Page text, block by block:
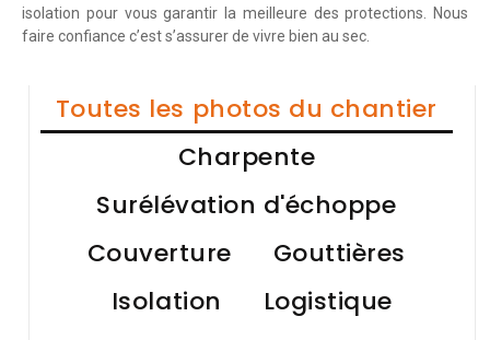
isolation pour vous garantir la meilleure des protections. Nous
faire confiance c’est s’assurer de vivre bien au sec.
Toutes les photos du chantier
Charpente
Surélévation d'échoppe
Couverture
Gouttières
Isolation
Logistique